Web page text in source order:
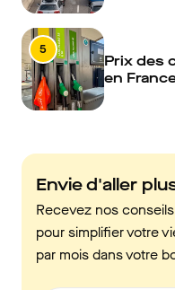
5
Prix des
en
Envie d'aller
Recevez nos
pour simplifier votre
par mois dans votre